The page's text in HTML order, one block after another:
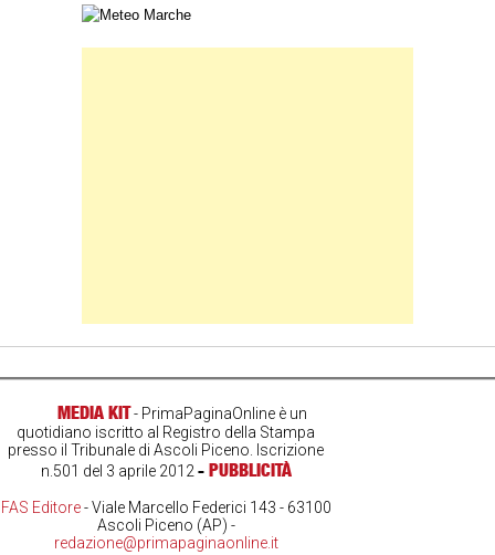
Carta meteorologica delle Marche
MEDIA KIT- PrimaPaginaOnline è un
quotidiano iscritto al Registro della Stampa
presso il Tribunale di Ascoli Piceno. Iscrizione
n.501 del 3 aprile 2012- PUBBLICITÀ
FAS Editore- Viale Marcello Federici 143 - 63100
Ascoli Piceno (AP) -
redazione@primapaginaonline.it